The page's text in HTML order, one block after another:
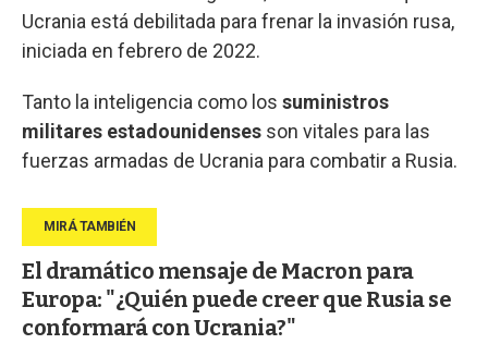
Ucrania está debilitada para frenar la invasión rusa,
iniciada en febrero de 2022.
Tanto la inteligencia como los suministros
militares estadounidenses son vitales para las
fuerzas armadas de Ucrania para combatir a Rusia.
El dramático mensaje de Macron para
Europa: "¿Quién puede creer que Rusia se
conformará con Ucrania?"